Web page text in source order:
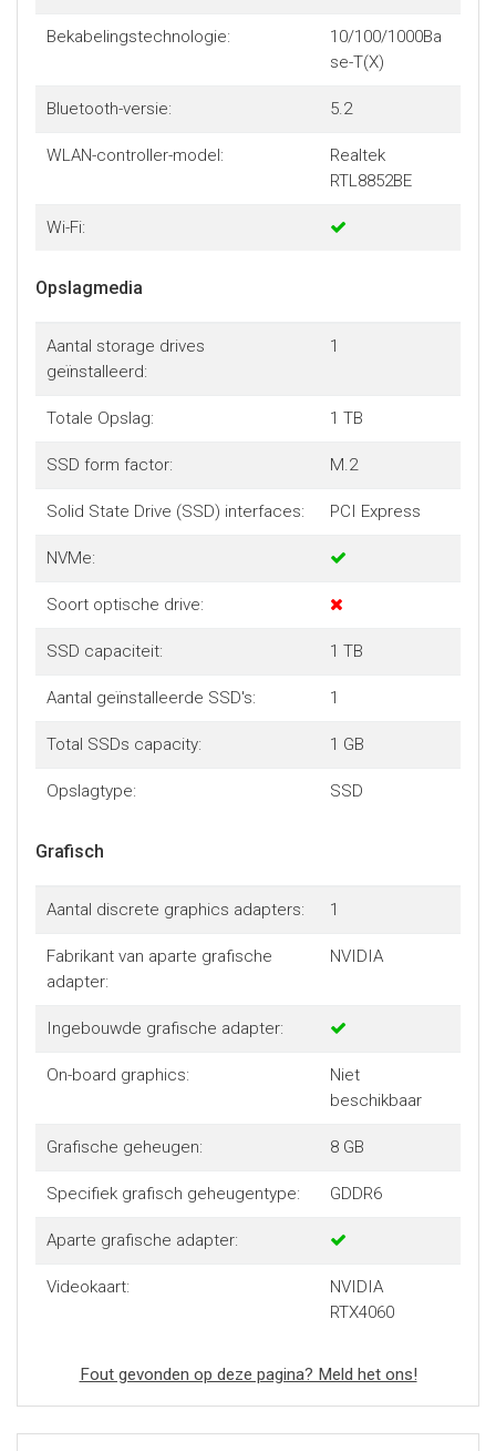
Bekabelingstechnologie:
10/100/1000Ba
se-T(X)
Bluetooth-versie: 5.2
WLAN-controller-model:
Realtek
RTL8852BE
Wi-Fi:
Opslagmedia
Aantal storage drives
geïnstalleerd:
1
Totale Opslag: 1 TB
SSD form factor: M.2
Solid State Drive (SSD) interfaces: PCI Express
NVMe:
Soort optische drive:
SSD capaciteit: 1 TB
Aantal geïnstalleerde SSD's: 1
Total SSDs capacity: 1 GB
Opslagtype: SSD
Grafisch
Aantal discrete graphics adapters: 1
Fabrikant van aparte grafische
adapter:
NVIDIA
Ingebouwde grafische adapter:
On-board graphics:
Niet
beschikbaar
Grafische geheugen: 8 GB
Specifiek grafisch geheugentype: GDDR6
Aparte grafische adapter:
Videokaart:
NVIDIA
RTX4060
Fout gevonden op deze pagina? Meld het ons!